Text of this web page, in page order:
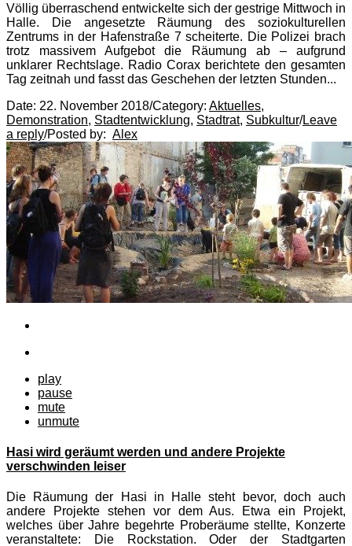
Völlig überraschend entwickelte sich der gestrige Mittwoch in
Halle. Die angesetzte Räumung des soziokulturellen
Zentrums in der Hafenstraße 7 scheiterte. Die Polizei brach
trotz massivem Aufgebot die Räumung ab – aufgrund
unklarer Rechtslage. Radio Corax berichtete den gesamten
Tag zeitnah und fasst das Geschehen der letzten Stunden...
Date: 22. November 2018/Category: Aktuelles,
Demonstration, Stadtentwicklung, Stadtrat, Subkultur/Leave
a reply/Posted by: Alex
play
pause
mute
unmute
Hasi wird geräumt werden und andere Projekte
verschwinden leiser
Die Räumung der Hasi in Halle steht bevor, doch auch
andere Projekte stehen vor dem Aus. Etwa ein Projekt,
welches über Jahre begehrte Proberäume stellte, Konzerte
veranstaltete: Die Rockstation. Oder der Stadtgarten